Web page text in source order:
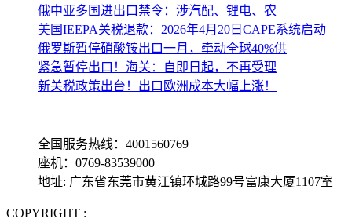
俄中亚多国进出口禁令：涉汽配、锂电、农
美国IEEPA关税退款：2026年4月20日CAPE系统启动
俄罗斯暂停硝酸铵出口一月，牵动全球40%供
紧急暂停出口！海关：自即日起，不再受理
新关税政策出台！出口欧洲成本大幅上涨！
全国服务热线：4001560769
座机：0769-83539000
地址: 广东省东莞市黄江镇环城路99号富康大厦1107室
COPYRIGHT :